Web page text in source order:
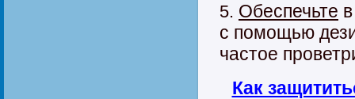
Обеспечьте
с помощью
частое
Как